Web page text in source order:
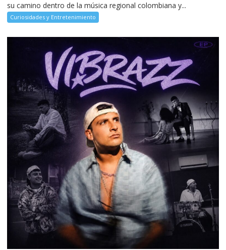
su camino dentro de la música regional colombiana y...
Curiosidades y Entretenimiento